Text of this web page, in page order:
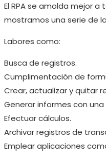
El RPA se amolda mejor
mostramos una serie de
Labores como:
Busca de registros.
Cumplimentación de
Crear, actualizar y quitar
Generar informes con
Efectuar cálculos.
Archivar registros de
Emplear aplicaciones